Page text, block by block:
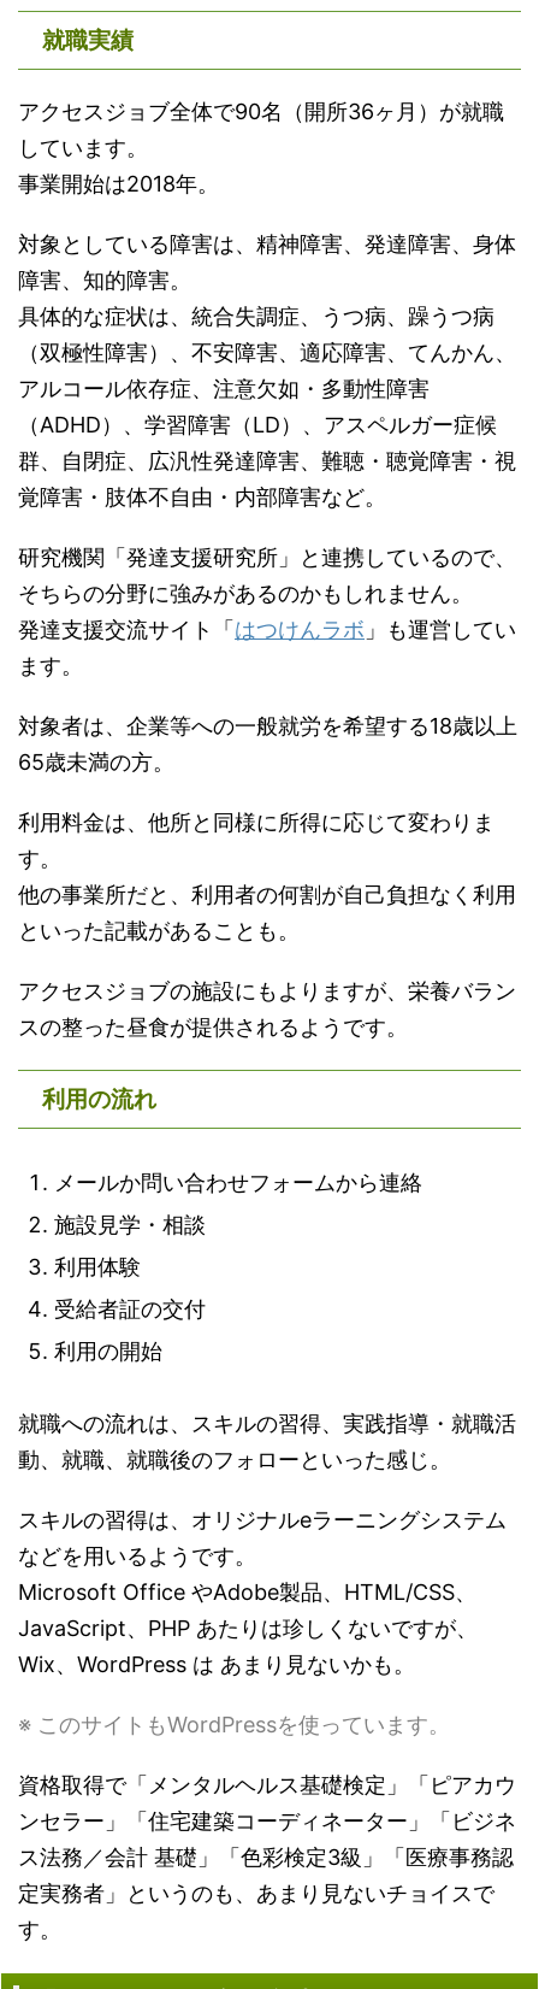
就職実績
アクセスジョブ全体で90名（開所36ヶ月）が就職
しています。
事業開始は2018年。
対象としている障害は、精神障害、発達障害、身体
障害、知的障害。
具体的な症状は、統合失調症、うつ病、躁うつ病
（双極性障害）、不安障害、適応障害、てんかん、
アルコール依存症、注意欠如・多動性障害
（ADHD）、学習障害（LD）、アスペルガー症候
群、自閉症、広汎性発達障害、難聴・聴覚障害・視
覚障害・肢体不自由・内部障害など。
研究機関「発達支援研究所」と連携しているので、
そちらの分野に強みがあるのかもしれません。
発達支援交流サイト「 はつけんラボ 」も運営してい
ます。
対象者は、企業等への一般就労を希望する18歳以上
65歳未満の方。
利用料金は、他所と同様に所得に応じて変わりま
す。
他の事業所だと、利用者の何割が自己負担なく利用
といった記載があることも。
アクセスジョブの施設にもよりますが、栄養バラン
スの整った昼食が提供されるようです。
利用の流れ
メールか問い合わせフォームから連絡
施設見学・相談
利用体験
受給者証の交付
利用の開始
就職への流れは、スキルの習得、実践指導・就職活
動、就職、就職後のフォローといった感じ。
スキルの習得は、オリジナルeラーニングシステム
などを用いるようです。
Microsoft Office やAdobe製品、HTML/CSS、
JavaScript、PHP あたりは珍しくないですが、
Wix、WordPress は あまり見ないかも。
※ このサイトもWordPressを使っています。
資格取得で「メンタルヘルス基礎検定」「ピアカウ
ンセラー」「住宅建築コーディネーター」「ビジネ
ス法務／会計 基礎」「色彩検定3級」「医療事務認
定実務者」というのも、あまり見ないチョイスで
す。